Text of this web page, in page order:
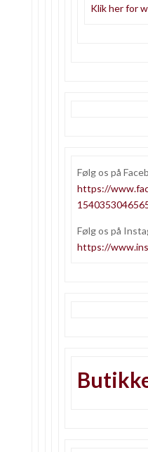
Klik her for
Følg os på
https://
Følg os på
https://